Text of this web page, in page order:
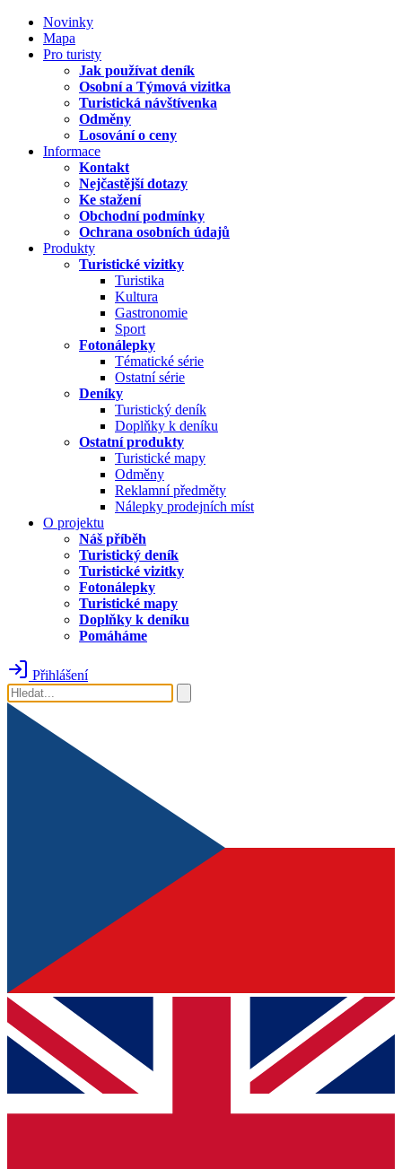
Novinky
Mapa
Pro turisty
Jak používat deník
Osobní a Týmová vizitka
Turistická návštívenka
Odměny
Losování o ceny
Informace
Kontakt
Nejčastější dotazy
Ke stažení
Obchodní podmínky
Ochrana osobních údajů
Produkty
Turistické vizitky
Turistika
Kultura
Gastronomie
Sport
Fotonálepky
Tématické série
Ostatní série
Deníky
Turistický deník
Doplňky k deníku
Ostatní produkty
Turistické mapy
Odměny
Reklamní předměty
Nálepky prodejních míst
O projektu
Náš příběh
Turistický deník
Turistické vizitky
Fotonálepky
Turistické mapy
Doplňky k deníku
Pomáháme
Přihlášení